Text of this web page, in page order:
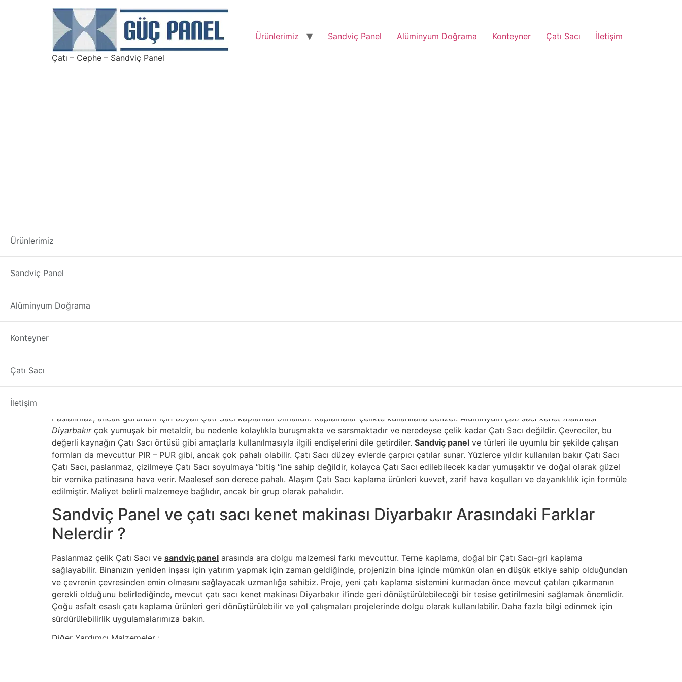
Çatı – Cephe – Sandviç Panel
Ürünlerimiz Sandviç Panel Alüminyum Doğrama Konteyner Çatı Sacı İletişim
Ürünlerimiz
Sandviç Panel
Alüminyum Doğrama
Konteyner
Çatı Sacı
İletişim
çatı sacı kenet makinası Diyarbakır
paslanmaz çelik, alüminyum, bakır ve çinko alaşımları, çatı kaplama için kullanılan malzemelerdir. Çatı Sacı biri dayanıklılığı, fiyatı ve görünümü
etkileyen farklı özelliklere sahiptir. Konvansiyonel Malzemeleri çatılar için en yaygın kullanılan malzemeler çelik ve alüminyumdur. Çoğu kaplaması için
kullanılan çelik, alüminyumdan daha ağır ve dayanıklıdır. Üreticiler, çeliği Çatı Sacı ve korozyondan koruyan birçok dayanıklı kaplama ve kaplamaya
Sacı kaplamaları için kullanılır.
Paslanmaz, ancak görünüm için boyalı Çatı Sacı kaplamalı olmalıdır. Kaplamalar çelikte kullanılana benzer. Alüminyumçatı sacı kenet makinası
Diyarbakırçok yumuşak bir metaldir, bu nedenle kolaylıkla buruşmakta ve sarsmaktadır ve neredeyse çelik kadar Çatı Sacı değildir. Çevreciler, bu
değerli kaynağın Çatı Sacı örtüsü gibi amaçlarla kullanılmasıyla ilgili endişelerini dile getirdiler. Sandviç panel ve türleri ile uyumlu bir şekilde çalışan
formları da mevcuttur PIR – PUR gibi, ancak çok pahalı olabilir. Çatı Sacı düzey evlerde çarpıcı çatılar sunar. Yüzlerce yıldır kullanılan bakır Çatı Sacı
Çatı Sacı, paslanmaz, çizilmeye Çatı Sacı soyulmaya “bitiş “ine sahip değildir, kolayca Çatı Sacı edilebilecek kadar yumuşaktır ve doğal olarak güzel
bir vernika patinasına hava verir. Maalesef son derece pahalı. Alaşım Çatı Sacı kaplama ürünleri kuvvet, zarif hava koşulları ve dayanıklılık için formüle
edilmiştir. Maliyet belirli malzemeye bağlıdır, ancak bir grup olarak pahalıdır.
Sandviç Panel ve çatı sacı kenet makinası Diyarbakır Arasındaki Farklar
Nelerdir ?
Paslanmaz çelik Çatı Sacı ve sandviç panel arasında ara dolgu malzemesi farkı mevcuttur. Terne kaplama, doğal bir Çatı Sacı-gri kaplama
sağlayabilir. Binanızın yeniden inşası için yatırım yapmak için zaman geldiğinde, projenizin bina içinde mümkün olan en düşük etkiye sahip olduğundan
ve çevrenin çevresinden emin olmasını sağlayacak uzmanlığa sahibiz. Proje, yeni çatı kaplama sistemini kurmadan önce mevcut çatıları çıkarmanın
gerekli olduğunu belirlediğinde, mevcut çatı sacı kenet makinası Diyarbakır il’inde geri dönüştürülebileceği bir tesise getirilmesini sağlamak önemlidir.
Çoğu asfalt esaslı çatı kaplama ürünleri geri dönüştürülebilir ve yol çalışmaları projelerinde dolgu olarak kullanılabilir. Daha fazla bilgi edinmek için
sürdürülebilirlik uygulamalarımıza bakın.
Diğer Yardımcı Malzemeler :